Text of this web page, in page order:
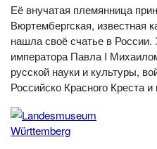
Её внучатая племянница
Вюртембергская, известная
нашла своё счатье в
императора Павла I
русской науки и культуры,
Российско Красного Креста